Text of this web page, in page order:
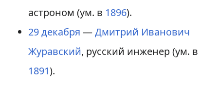
астроном (ум. в 1896).
29 декабря —Дмитрий Иванович
Журавский, русский инженер (ум. в
1891).